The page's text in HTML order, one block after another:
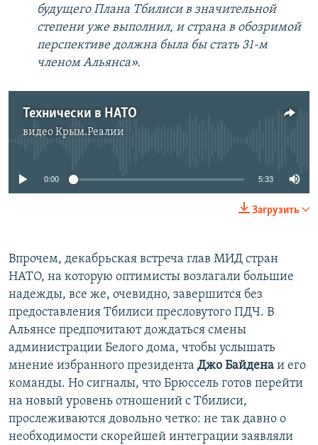
будущего Плана Тбилиси в значительной
степени уже выполнил, и страна в обозримой
перспективе должна была бы стать 31-м
членом Альянса».
Технически в НАТО
видеоКрым.Реалии
0:00 5:33
Загрузить
Впрочем, декабрьская встреча глав МИД стран
НАТО, на которую оптимисты возлагали большие
надежды, все же, очевидно, завершится без
предоставления Тбилиси пресловутого ПДЧ. В
Альянсе предпочитают дождаться смены
администрации Белого дома, чтобы услышать
мнение избранного президента Джо Байдена и его
команды. Но сигналы, что Брюссель готов перейти
на новый уровень отношений с Тбилиси,
прослеживаются довольно четко: не так давно о
необходимости скорейшей интеграции заявляли